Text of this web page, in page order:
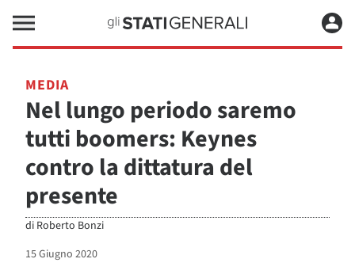
MEDIA
Nel lungo periodo saremo
tutti boomers: Keynes
contro la dittatura del
presente
di Roberto Bonzi
15 Giugno 2020